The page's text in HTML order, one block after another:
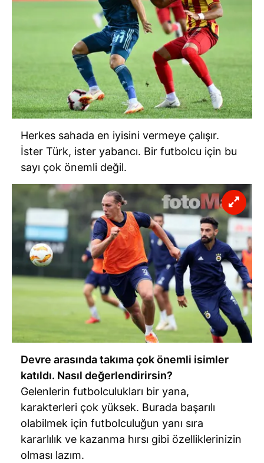
Herkes sahada en iyisini vermeye çalışır.
İster Türk, ister yabancı. Bir futbolcu için bu
sayı çok önemli değil.
Devre arasında takıma çok önemli isimler
katıldı. Nasıl değerlendirirsin?
Gelenlerin futbolculukları bir yana,
karakterleri çok yüksek. Burada başarılı
olabilmek için futbolculuğun yanı sıra
kararlılık ve kazanma hırsı gibi özelliklerinizin
olması lazım.